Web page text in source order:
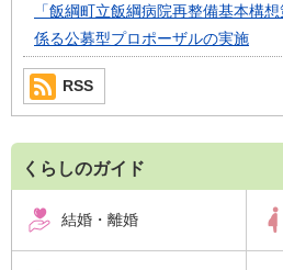
「飯綱町立飯綱病院再整備基本構
係る公募型プロポーザルの実施
RSS
くらしのガイド
結婚・離婚